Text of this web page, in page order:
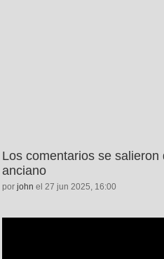
Los comentarios se
anciano
por john el 27 jun 2025, 16:00